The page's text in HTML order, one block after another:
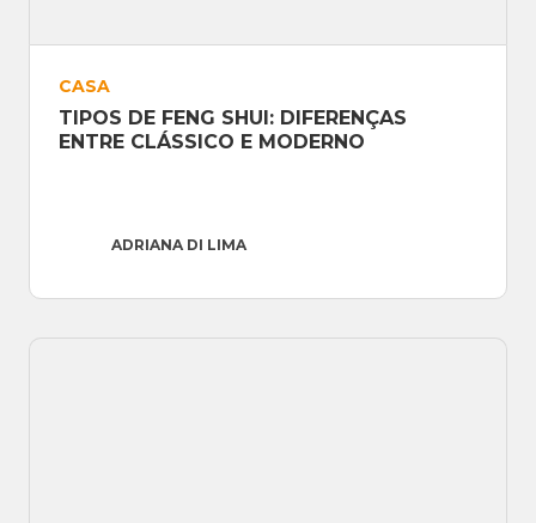
CASA
TIPOS DE FENG SHUI: DIFERENÇAS
ENTRE CLÁSSICO E MODERNO
ADRIANA DI LIMA